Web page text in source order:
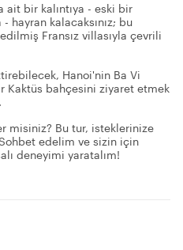
ait bir kalıntıya - eski bir
- hayran kalacaksınız; bu
Fransız villasıyla çevrili
Hanoi'nin Ba Vi
Kaktüs bahçesini ziyaret etmek
misiniz? Bu tur, isteklerinize
edelim ve sizin için
deneyimi yaratalım!